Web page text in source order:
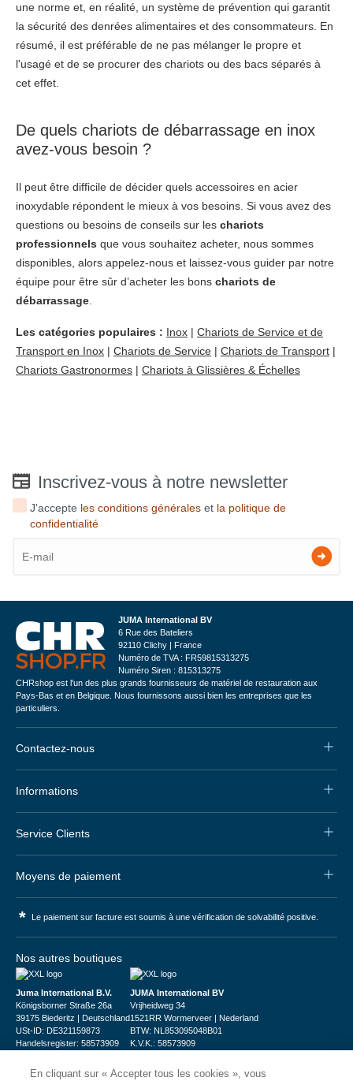
une norme et, en réalité, un système de prévention qui garantit
la sécurité des denrées alimentaires et des consommateurs. En
résumé, il est préférable de ne pas mélanger le propre et
l'usagé et de se procurer des chariots ou des bacs séparés à
cet effet.
De quels chariots de débarrassage en inox
avez-vous besoin ?
Il peut être difficile de décider quels accessoires en acier
inoxydable répondent le mieux à vos besoins. Si vous avez des
questions ou besoins de conseils sur les chariots
professionnels que vous souhaitez acheter, nous sommes
disponibles, alors appelez-nous et laissez-vous guider par notre
équipe pour être sûr d’acheter les bons chariots de
débarrassage.
Les catégories populaires : Inox | Chariots de Service et de
Transport en Inox | Chariots de Service | Chariots de Transport |
Chariots Gastronormes | Chariots à Glissières & Échelles
Inscrivez-vous à notre newsletter
J'accepte les conditions générales et la politique de
confidentialité
JUMA International BV
6 Rue des Bateliers
92110 Clichy | France
Numéro de TVA : FR59815313275
Numéro Siren : 815313275
CHRshop est l'un des plus grands fournisseurs de matériel de restauration aux
Pays-Bas et en Belgique. Nous fournissons aussi bien les entreprises que les
particuliers.
Contactez-nous
Informations
Service Clients
Moyens de paiement
* Le paiement sur facture est soumis à une vérification de solvabilité positive.
Nos autres boutiques
Juma International B.V.
Königsborner Straße 26a
39175 Biederitz | Deutschland
USt-ID: DE321159873
Handelsregister: 58573909
JUMA International BV
Vrijheidweg 34
1521RR Wormerveer | Nederland
BTW: NL853095048B01
K.V.K.: 58573909
En cliquant sur « Accepter tous les cookies », vous